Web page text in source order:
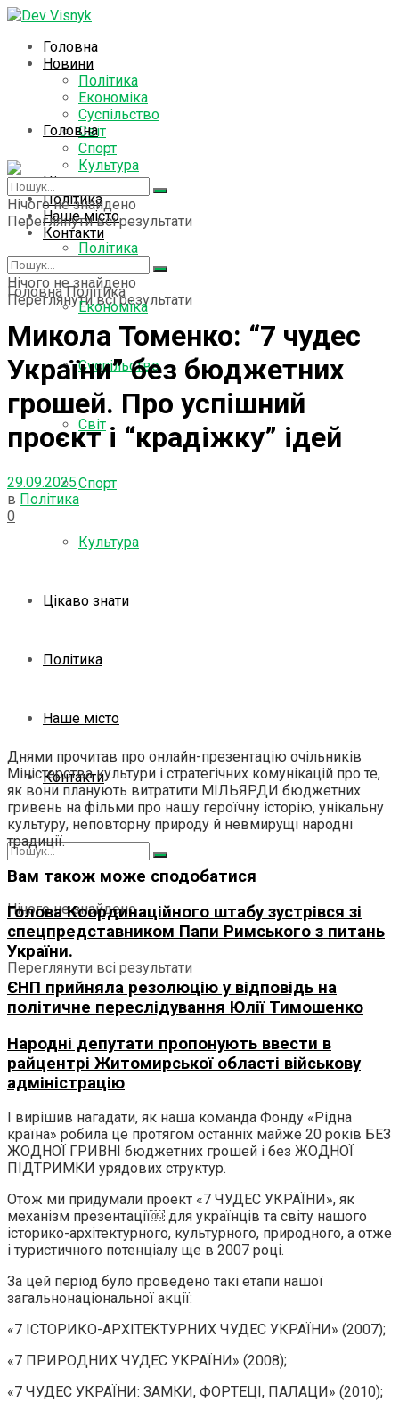
Головна
Новини
Політика
Економіка
Суспільство
Світ
Спорт
Культура
Цікаво знати
Політика
Наше місто
Контакти
Нічого не знайдено
Переглянути всі результати
Головна
Новини
Політика
Економіка
Суспільство
Світ
Спорт
Культура
Цікаво знати
Політика
Наше місто
Контакти
Нічого не знайдено
Переглянути всі результати
Нічого не знайдено
Переглянути всі результати
Головна Політика
Микола Томенко: “7 чудес
України” без бюджетних
грошей. Про успішний
проєкт і “крадіжку” ідей
29.09.2025
в Політика
0
Днями прочитав про онлайн-презентацію очільників
Міністерства культури і стратегічних комунікацій про те,
як вони планують витратити МІЛЬЯРДИ бюджетних
гривень на фільми про нашу героїчну історію, унікальну
культуру, неповторну природу й невмирущі народні
традиції.
Вам також може сподобатися
Голова Координаційного штабу зустрівся зі
спецпредставником Папи Римського з питань
України.
ЄНП прийняла резолюцію у відповідь на
політичне переслідування Юлії Тимошенко
Народні депутати пропонують ввести в
райцентрі Житомирської області військову
адміністрацію
І вирішив нагадати, як наша команда Фонду «Рідна
країна» робила це протягом останніх майже 20 років БЕЗ
ЖОДНОЇ ГРИВНІ бюджетних грошей і без ЖОДНОЇ
ПІДТРИМКИ урядових структур.
Отож ми придумали проект «7 ЧУДЕС УКРАЇНИ», як
механізм презентації￼ для українців та світу нашого
історико-архітектурного, культурного, природного, а отже
і туристичного потенціалу ще в 2007 році.
За цей період було проведено такі етапи нашої
загальнонаціональної акції:
«7 ІСТОРИКО-АРХІТЕКТУРНИХ ЧУДЕС УКРАЇНИ» (2007);
«7 ПРИРОДНИХ ЧУДЕС УКРАЇНИ» (2008);
«7 ЧУДЕС УКРАЇНИ: ЗАМКИ, ФОРТЕЦІ, ПАЛАЦИ» (2010);